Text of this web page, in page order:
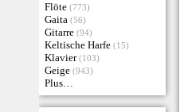
Flöte (773)
Gaita (56)
Gitarre (94)
Keltische Harfe (15)
Klavier (103)
Geige (943)
Plus…